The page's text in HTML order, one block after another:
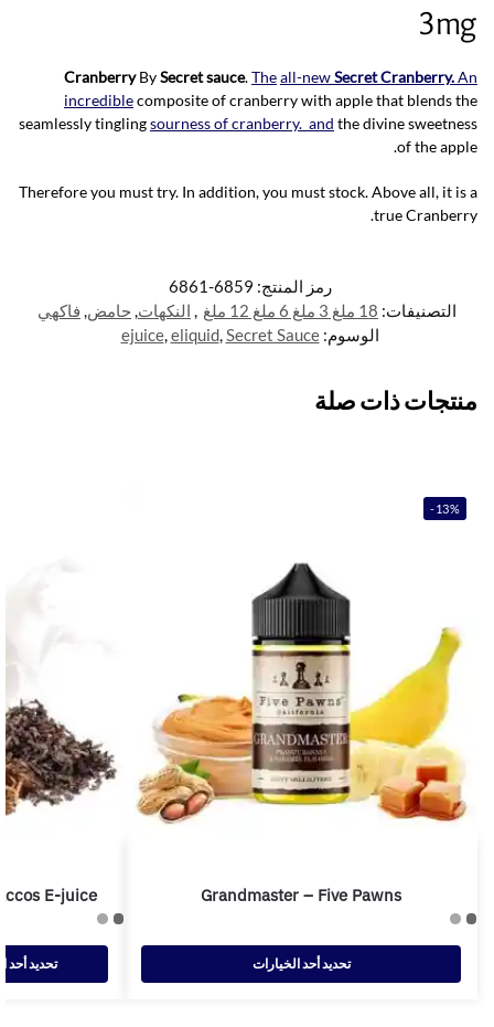
3mg
CranberryBySecret sauce.Theall-newSecret Cranberry.An
incrediblecomposite of cranberry with apple that blends the
seamlessly tinglingsourness of cranberry. and the divine sweetness
of the apple.
Therefore you must try. In addition, you must stock. Above all, it is a
true Cranberry.
رمز المنتج: 6859-6861
التصنيفات: 18 ملغ 3 ملغ 6 ملغ 12 ملغ , النكهات, حامض, فاكهي
الوسوم:
ejuice,eliquid,Secret Sauce
منتجات ذات صلة
-13%
Grandmaster – Five Pawns
تحديد أحد الخيارات
E-juice
تحديد أحد